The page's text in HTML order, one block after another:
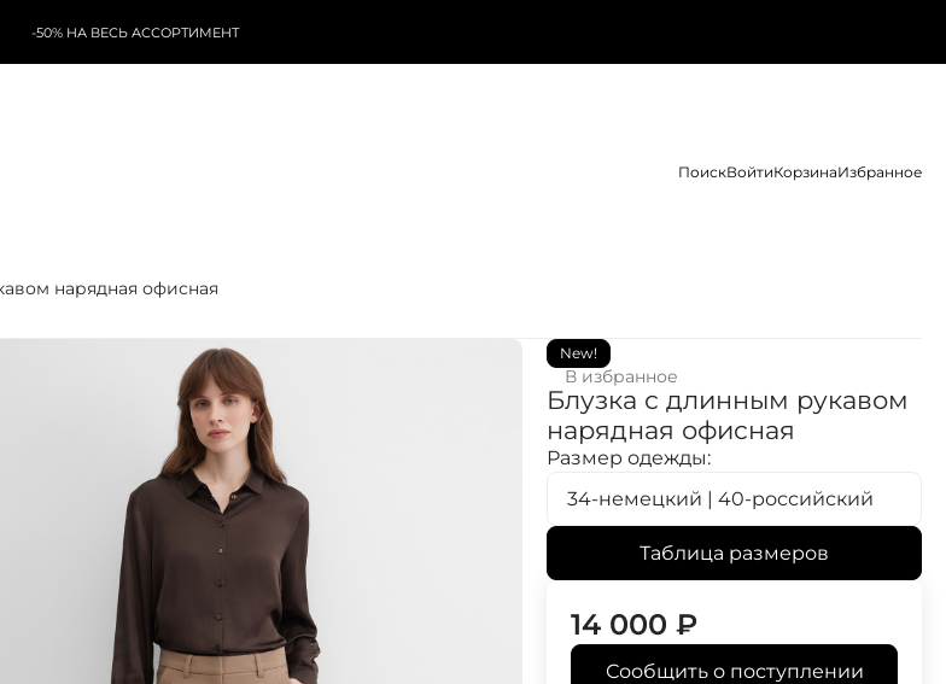
-50% НА ВЕСЬ АССОРТИМЕНТ
ПоискВойтиКорзинаИзбранное
нарядная офисная
New!
В избранное
Блузка с длинным рукавом
нарядная офисная
Размер одежды:
34-немецкий | 40-российский
Таблица размеров
14 000 ₽
Сообщить о поступлении